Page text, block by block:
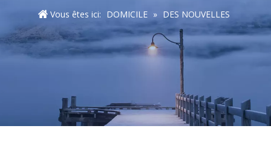
Vous êtes ici: DOMICILE » DES NOUVELLES